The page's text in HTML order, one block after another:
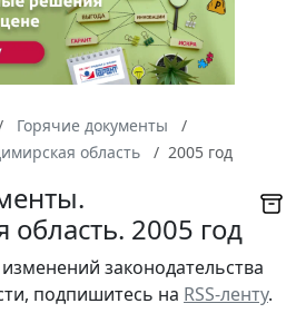
Горячие документы
область 2005 год
2005 год
законодательства
подпишитесь на RSS-ленту.